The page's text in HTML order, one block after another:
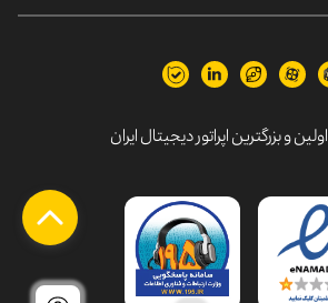
اولین و بزرگترین اپراتور دیجیتال ایران